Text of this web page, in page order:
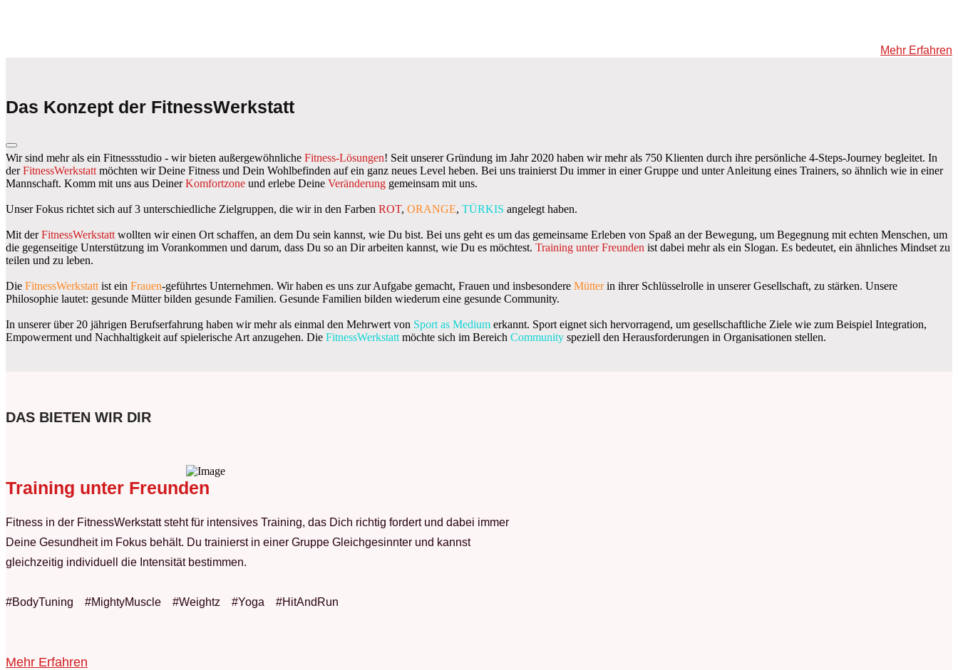
Mehr Erfahren
Das Konzept der FitnessWerkstatt
Wir sind mehr als ein Fitnessstudio - wir bieten außergewöhnliche Fitness-Lösungen! Seit unserer Gründung im Jahr 2020 haben wir mehr als 750 Klienten durch ihre persönliche 4-Steps-Journey begleitet. In
derFitnessWerkstatt möchten wir Deine Fitness und Dein Wohlbefinden auf ein ganz neues Level heben. Bei uns trainierst Du immer in einer Gruppe und unter Anleitung eines Trainers, so ähnlich wie in einer
Mannschaft. Komm mit uns aus DeinerKomfortzone und erlebe Deine Veränderung gemeinsam mit uns.
Unser Fokus richtet sich auf 3 unterschiedliche Zielgruppen, die wir in den Farben ROT, ORANGE, TÜRKIS angelegt haben.
Mit derFitnessWerkstatt wollten wir einen Ort schaffen, an dem Du sein kannst, wie Du bist. Bei uns geht es um das gemeinsame Erleben von Spaß an der Bewegung, um Begegnung mit echten Menschen, um
die gegenseitige Unterstützung im Vorankommen und darum, dass Du so an Dir arbeiten kannst, wie Du es möchtest. Training unter Freunden ist dabei mehr als ein Slogan. Es bedeutet, ein ähnliches Mindset zu
teilen und zu leben.
Die FitnessWerkstatt ist ein Frauen-geführtes Unternehmen. Wir haben es uns zur Aufgabe gemacht, Frauen und insbesondere Mütterin ihrer Schlüsselrolle in unserer Gesellschaft, zu stärken. Unsere
Philosophie lautet: gesunde Mütter bilden gesunde Familien. Gesunde Familien bilden wiederum eine gesunde Community.
In unserer über 20 jährigen Berufserfahrung haben wir mehr als einmal den Mehrwert von Sport as Medium erkannt. Sport eignet sich hervorragend, um gesellschaftliche Ziele wie zum Beispiel Integration,
Empowerment und Nachhaltigkeit auf spielerische Art anzugehen. Die FitnessWerkstatt möchte sich im Bereich Community speziell den Herausforderungen in Organisationen stellen.
DAS BIETEN WIR DIR
Training unter Freunden
Fitness in der FitnessWerkstatt steht für intensives Training, das Dich richtig fordert und dabei immer
Deine Gesundheit im Fokus behält. Du trainierst in einer Gruppe Gleichgesinnter und kannst
gleichzeitig individuell die Intensität bestimmen.
#BodyTuning #MightyMuscle #Weightz #Yoga #HitAndRun
Mehr Erfahren